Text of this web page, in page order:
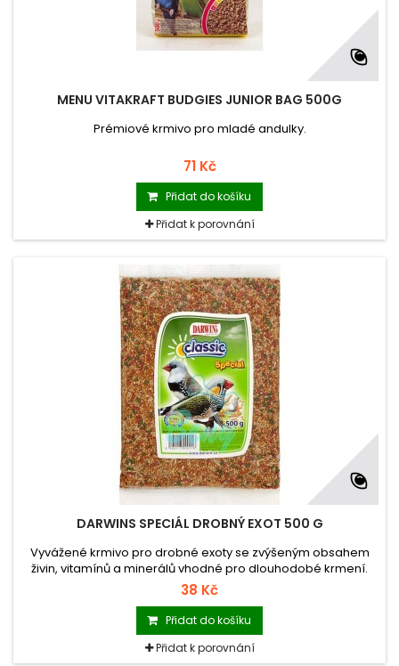
MENU VITAKRAFT BUDGIES JUNIOR BAG 500G
Prémiové krmivo pro mladé andulky.
71 Kč
Přidat do košíku
Přidat k porovnání
DARWINS SPECIÁL DROBNÝ EXOT 500 G
Vyvážené krmivo pro drobné exoty se zvýšeným obsahem
živin, vitamínů a minerálů vhodné pro dlouhodobé krmení.
38 Kč
Přidat do košíku
Přidat k porovnání